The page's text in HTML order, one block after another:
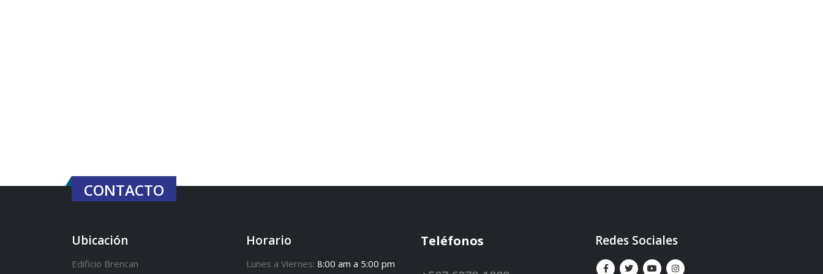
CONTACTO
Ubicación
Edificio Brencan
Horario
Lunes a Viernes: 8:00 am a 5:00 pm
Teléfonos Redes Sociales